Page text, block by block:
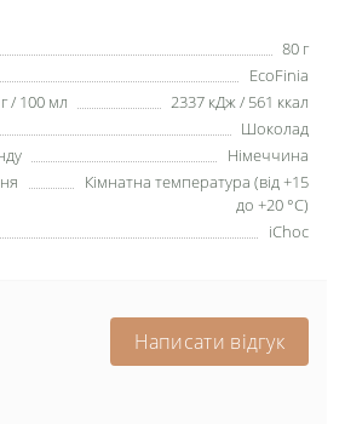
80 г
EcoFinia
/ 100 мл
2337 кДж / 561 ккал
Шоколад
Німеччина
Кімнатна температура (від +15
до +20 °C)
iChoc
Написати відгук